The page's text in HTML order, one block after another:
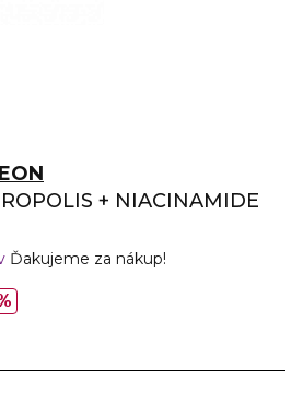
+ NIACINAMIDE
Ďakujeme za nákup!